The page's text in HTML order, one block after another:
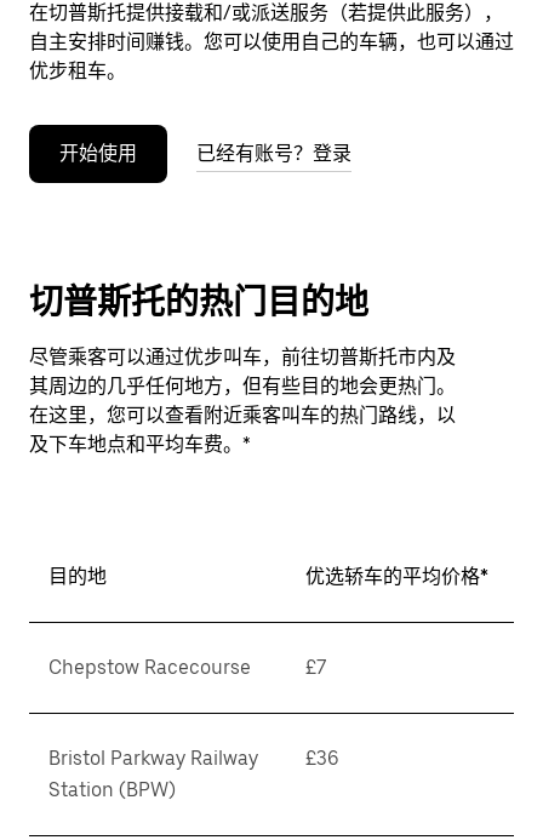
在切普斯托提供接载和/或派送服务（若提供此服务），
自主安排时间赚钱。您可以使用自己的车辆，也可以通过
优步租车。
开始使用 已经有账号？登录
切普斯托的热门目的地
尽管乘客可以通过优步叫车，前往切普斯托市内及
其周边的几乎任何地方，但有些目的地会更热门。
在这里，您可以查看附近乘客叫车的热门路线，以
及下车地点和平均车费。*
目的地 优选轿车的平均价格*
Chepstow Racecourse £7
Bristol Parkway Railway
Station (BPW)
£36